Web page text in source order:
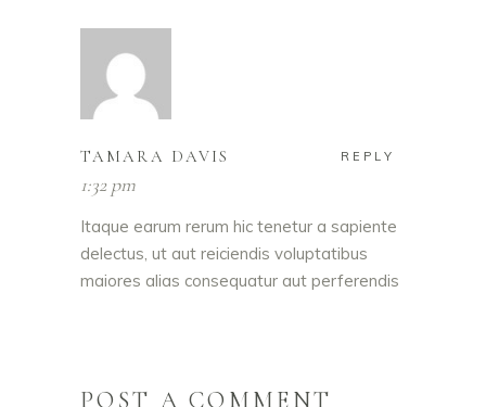
TAMARA DAVIS REPLY
1:32 pm
Itaque earum rerum hic tenetur a sapiente
delectus, ut aut reiciendis voluptatibus
maiores alias consequatur aut perferendis
POST A COMMENT